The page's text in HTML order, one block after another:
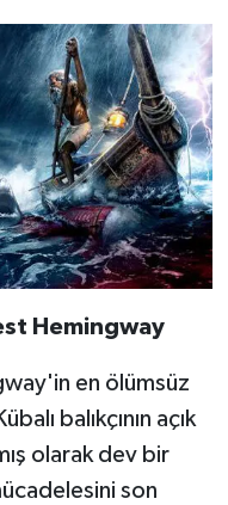
Hemingway
en ölümsüz
balıkçının açık
olarak dev bir
son